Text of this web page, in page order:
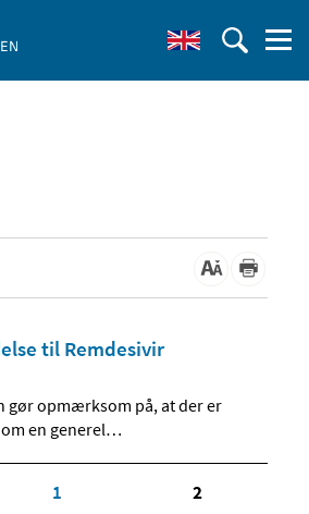
til Remdesivir
gør opmærksom på, at der er
en generel…
1 2